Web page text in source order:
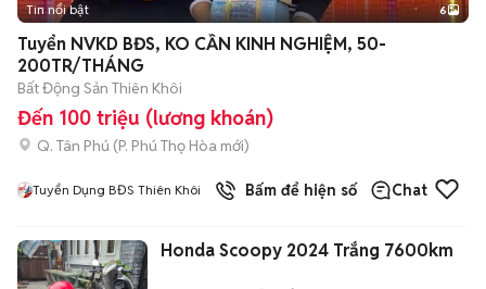
+2
Tin nổi bật 6
Tuyển NVKD BĐS, KO CẦN KINH NGHIỆM, 50-
200TR/THÁNG
Bất Động Sản Thiên Khôi
Đến 100 triệu (lương khoán)
Q. Tân Phú (P. Phú Thọ Hòa mới)
Tuyển Dụng BĐS Thiên Khôi Bấm để hiện số Chat
Honda Scoopy 2024 Trắng 7600km